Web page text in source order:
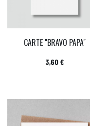
CARTE "BRAVO PAPA"
Prix
3,60 €